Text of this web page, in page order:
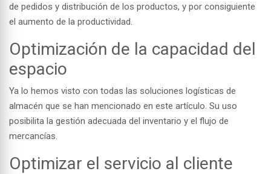
de pedidos y distribución de los productos, y por consiguiente
el aumento de la productividad.
Optimización de la capacidad del
espacio
Ya lo hemos visto con todas las soluciones logísticas de
almacén que se han mencionado en este artículo. Su uso
posibilita la gestión adecuada del inventario y el flujo de
mercancías.
Optimizar el servicio al cliente